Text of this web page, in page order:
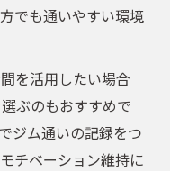
でも通いやすい環境
を活用したい場合
ぶのもおすすめで
ジム通いの記録をつ
チベーション維持に